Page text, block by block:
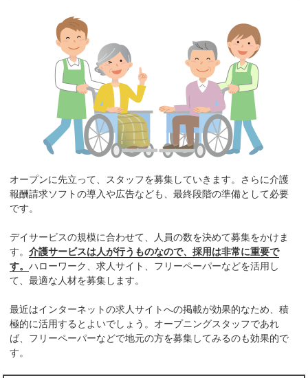
オープンに先立って、スタッフを募集していきます。さらに介護
報酬請求ソフトの導入や広告なども、最終段階の準備として必要
です。
デイサービスの規模に合わせて、人員の数を決めて募集をかけま
す。介護サービスは人が行うものなので、採用は非常に重要で
す。ハローワーク、求人サイト、フリーペーパーなどを活用し
て、最適な人材を募集します。
最近はインターネットの求人サイトへの掲載が効果的なため、積
極的に活用するとよいでしょう。オープニングスタッフであれ
ば、フリーペーパーなどで地元の方を募集してみるのも効果的で
す。